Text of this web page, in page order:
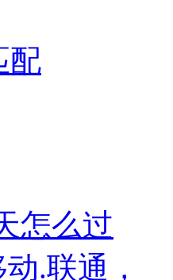
配
怎么过
.联通，